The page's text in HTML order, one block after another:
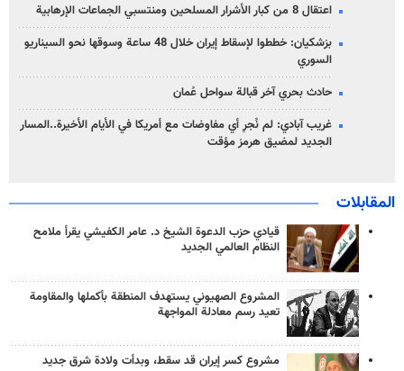
اعتقال 8 من كبار الأشرار المسلحين ومنتسبي الجماعات الإرهابية
بزشكيان: خططوا لإسقاط إيران خلال 48 ساعة وسوقها نحو السيناريو
السوري
حادث بحري آخر قبالة سواحل عُمان
غريب آبادي: لم نُجرِ أي مفاوضات مع أمريكا في الأيام الأخيرة..المسار
الجديد لمضيق هرمز مؤقت
المقابلات
قيادي حزب الدعوة الشيخ د. عامر الكفيشي يقرأ ملامح
النظام العالمي الجديد
المشروع الصهيوني يستهدف المنطقة بأكملها والمقاومة
تعيد رسم معادلة المواجهة
مشروع كسر إيران قد سقط، وبدأت ولادة شرق جديد